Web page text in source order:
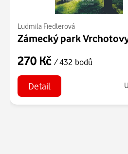
Ludmila Fiedlerová
270 Kč / 432 bodů
Detail